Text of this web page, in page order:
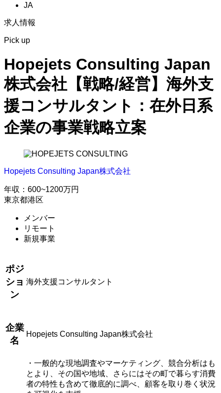
JA
求人情報
Pick up
Hopejets Consulting Japan
株式会社【戦略/経営】海外支
援コンサルタント：在外日系
企業の事業戦略立案
Hopejets Consulting Japan株式会社
年収：600~1200万円
東京都港区
メンバー
リモート
新規事業
ポジ
ショ
ン
海外支援コンサルタント
企業
名
Hopejets Consulting Japan株式会社
・一般的な現地調査やマーケティング、競合分析はも
とより、その国や地域、さらにはその町で暮らす消費
者の特性も含めて徹底的に調べ、顧客を取り巻く状況